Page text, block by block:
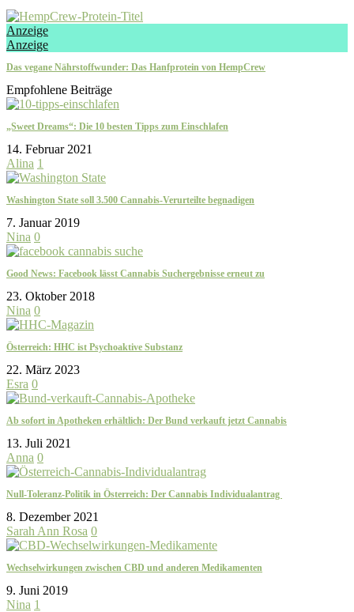
Anzeige
Anzeige
Das vegane Nährstoffwunder: Das Hanfprotein von HempCrew
Empfohlene Beiträge
„Sweet Dreams“: Die 10 besten Tipps zum Einschlafen
14. Februar 2021
Alina 1
Washington State soll 3.500 Cannabis-Verurteilte begnadigen
7. Januar 2019
Nina 0
Good News: Facebook lässt Cannabis Suchergebnisse erneut zu
23. Oktober 2018
Nina 0
Österreich: HHC ist Psychoaktive Substanz
22. März 2023
Esra 0
Ab sofort in Apotheken erhältlich: Der Bund verkauft jetzt Cannabis
13. Juli 2021
Anna 0
Null-Toleranz-Politik in Österreich: Der Cannabis Individualantrag
8. Dezember 2021
Sarah Ann Rosa 0
Wechselwirkungen zwischen CBD und anderen Medikamenten
9. Juni 2019
Nina 1